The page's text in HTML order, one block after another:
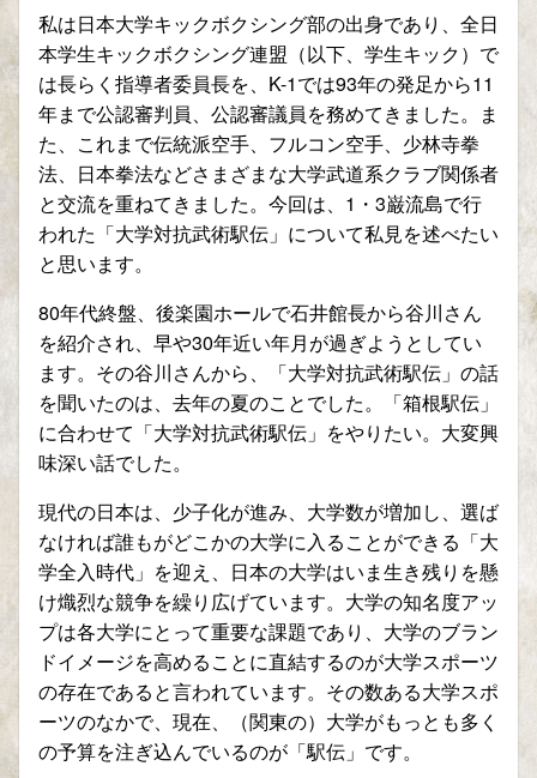
私は日本大学キックボクシング部の出身であり、全日
本学生キックボクシング連盟（以下、学生キック）で
は長らく指導者委員長を、K-1では93年の発足から11
年まで公認審判員、公認審議員を務めてきました。ま
た、これまで伝統派空手、フルコン空手、少林寺拳
法、日本拳法などさまざまな大学武道系クラブ関係者
と交流を重ねてきました。今回は、1・3巌流島で行
われた「大学対抗武術駅伝」について私見を述べたい
と思います。
80年代終盤、後楽園ホールで石井館長から谷川さん
を紹介され、早や30年近い年月が過ぎようとしてい
ます。その谷川さんから、「大学対抗武術駅伝」の話
を聞いたのは、去年の夏のことでした。「箱根駅伝」
に合わせて「大学対抗武術駅伝」をやりたい。大変興
味深い話でした。
現代の日本は、少子化が進み、大学数が増加し、選ば
なければ誰もがどこかの大学に入ることができる「大
学全入時代」を迎え、日本の大学はいま生き残りを懸
け熾烈な競争を繰り広げています。大学の知名度アッ
プは各大学にとって重要な課題であり、大学のブラン
ドイメージを高めることに直結するのが大学スポーツ
の存在であると言われています。その数ある大学スポ
ーツのなかで、現在、（関東の）大学がもっとも多く
の予算を注ぎ込んでいるのが「駅伝」です。